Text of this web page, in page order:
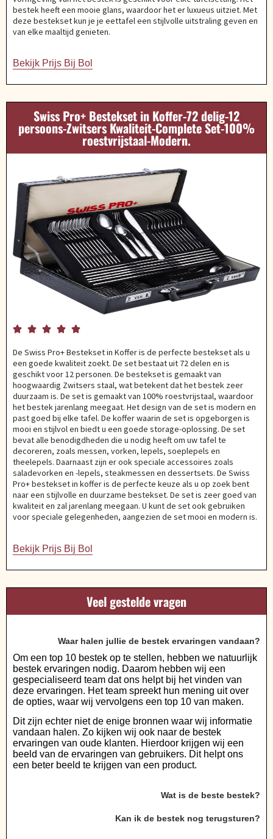
bestek heeft een mooie glans, waardoor het er luxueus uitziet. Met
deze bestekset kun je je eettafel een stijlvolle uitstraling geven en
van elke maaltijd genieten.
Bekijk Prijs Bij Bol
Swiss Pro+ Bestekset in Koffer-72 delig-12
persoons-Zwitsers Kwaliteit-Complete Set-100%
roestvrijstaal-Modern.
    
De Swiss Pro+ Bestekset in Koffer is de perfecte bestekset als u
een goede kwaliteit zoekt. De set bestaat uit 72 delen en is
geschikt voor 12 personen. De bestekset is gemaakt van
hoogwaardig Zwitsers staal, wat betekent dat het bestek zeer
duurzaam is. De set is gemaakt van 100% roestvrijstaal, waardoor
het bestek jarenlang meegaat. Het design van de set is modern en
past goed bij elke tafel. De koffer waarin de set is opgeborgen is
mooi en stijlvol en biedt u een goede storage-oplossing. De set
bevat alle benodigdheden die u nodig heeft om uw tafel te
decoreren, zoals messen, vorken, lepels, soeplepels en
theelepels. Daarnaast zijn er ook speciale accessoires zoals
saladevorken en -lepels, steakmessen en dessertsets. De Swiss
Pro+ bestekset in koffer is de perfecte keuze als u op zoek bent
naar een stijlvolle en duurzame bestekset. De set is zeer goed van
kwaliteit en zal jarenlang meegaan. U kunt de set ook gebruiken
voor speciale gelegenheden, aangezien de set mooi en modern is.
Bekijk Prijs Bij Bol
Veel gestelde vragen
Waar halen jullie de bestek ervaringen vandaan?
Om een top 10 bestek op te stellen, hebben we natuurlijk
bestek ervaringen nodig. Daarom hebben wij een
gespecialiseerd team dat ons helpt bij het vinden van
deze ervaringen. Het team spreekt hun mening uit over
de opties, waar wij vervolgens een top 10 van maken.
Dit zijn echter niet de enige bronnen waar wij informatie
vandaan halen. Zo kijken wij ook naar de bestek
ervaringen van oude klanten. Hierdoor krijgen wij een
beeld van de ervaringen van gebruikers. Dit helpt ons
een beter beeld te krijgen van een product.
Wat is de beste bestek?
Kan ik de bestek nog terugsturen?